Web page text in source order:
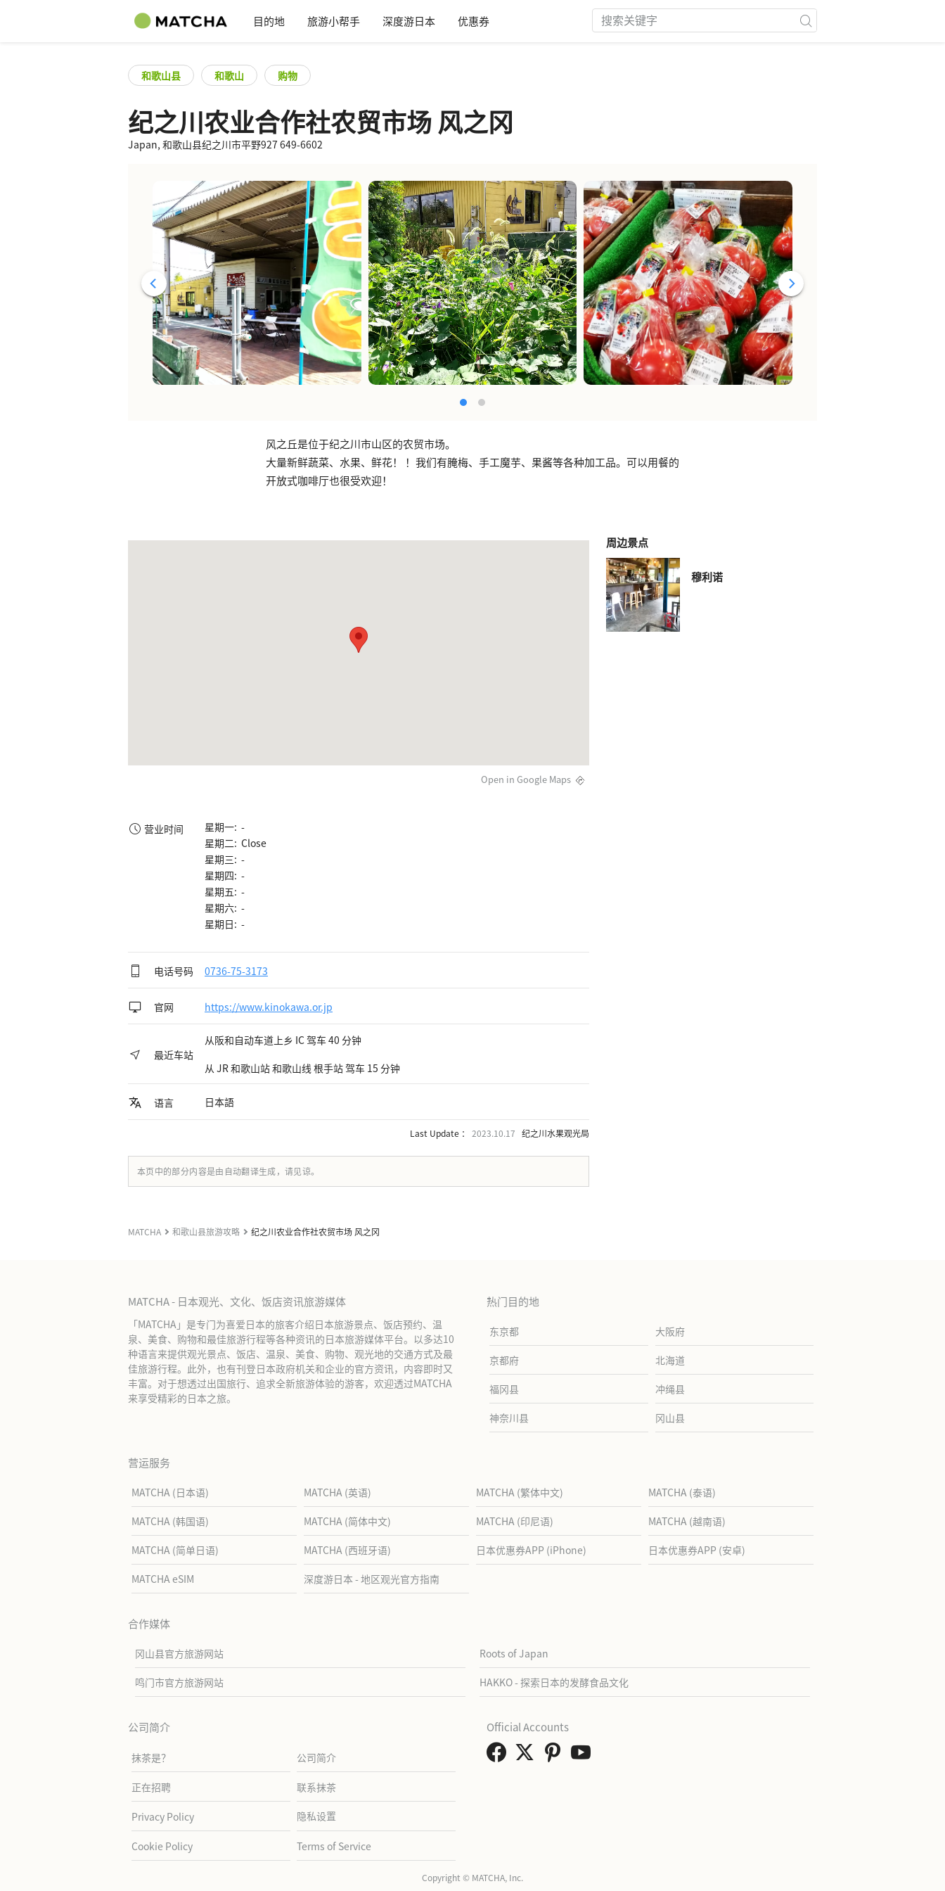
目的地 旅游小帮手 深度游日本 优惠券
和歌山县 和歌山 购物
纪之川农业合作社农贸市场 风之冈
Japan, 和歌山县纪之川市平野927 649-6602
风之丘是位于纪之川市山区的农贸市场。
大量新鲜蔬菜、水果、鲜花！ ！我们有腌梅、手工魔芋、果酱等各种加工品。可以用餐的
开放式咖啡厅也很受欢迎！
Open in Google Maps
营业时间
星期一: -
星期二: Close
星期三: -
星期四: -
星期五: -
星期六: -
星期日: -
电话号码 0736-75-3173
官网 https://www.kinokawa.or.jp
最近车站
从阪和自动车道上乡 IC 驾车 40 分钟
从 JR 和歌山站 和歌山线 根手站 驾车 15 分钟
语言 日本語
Last Update ： 2023.10.17 纪之川水果观光局
本页中的部分内容是由自动翻译生成，请见谅。
周边景点
穆利诺
MATCHA 和歌山县旅游攻略 纪之川农业合作社农贸市场 风之冈
MATCHA - 日本观光、文化、饭店资讯旅游媒体
「MATCHA」是专门为喜爱日本的旅客介绍日本旅游景点、饭店预约、温
泉、美食、购物和最佳旅游行程等各种资讯的日本旅游媒体平台。以多达10
种语言来提供观光景点、饭店、温泉、美食、购物、观光地的交通方式及最
佳旅游行程。此外，也有刊登日本政府机关和企业的官方资讯，内容即时又
丰富。对于想透过出国旅行、追求全新旅游体验的游客，欢迎透过MATCHA
来享受精彩的日本之旅。
热门目的地
东京都 大阪府
京都府 北海道
福冈县 冲绳县
神奈川县 冈山县
营运服务
MATCHA (日本语) MATCHA (英语) MATCHA (繁体中文) MATCHA (泰语)
MATCHA (韩国语) MATCHA (简体中文) MATCHA (印尼语) MATCHA (越南语)
MATCHA (简单日语) MATCHA (西班牙语) 日本优惠券APP (iPhone) 日本优惠券APP (安卓)
MATCHA eSIM 深度游日本 - 地区观光官方指南
合作媒体
冈山县官方旅游网站 Roots of Japan
鸣门市官方旅游网站 HAKKO - 探索日本的发酵食品文化
公司简介
抹茶是？ 公司简介
正在招聘 联系抹茶
Privacy Policy 隐私设置
Cookie Policy Terms of Service
Official Accounts
Copyright © MATCHA, Inc.